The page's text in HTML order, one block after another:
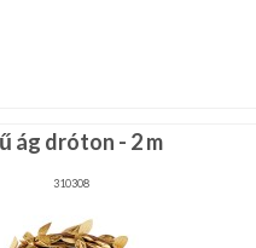
ág dróton - 2 m
310308